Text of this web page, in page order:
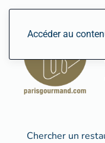
Accéder au
Chercher un